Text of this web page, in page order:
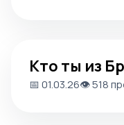
Кто ты из
📅 01.03.26👁️ 518